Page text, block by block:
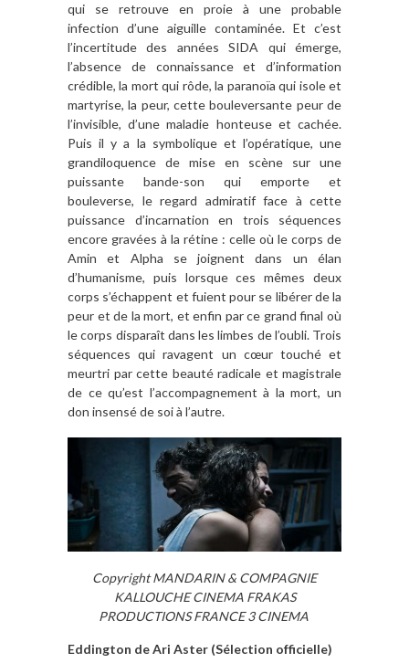
qui se retrouve en proie à une probable
infection d’une aiguille contaminée. Et c’est
l’incertitude des années SIDA qui émerge,
l’absence de connaissance et d’information
crédible, la mort qui rôde, la paranoïa qui isole et
martyrise, la peur, cette bouleversante peur de
l’invisible, d’une maladie honteuse et cachée.
Puis il y a la symbolique et l’opératique, une
grandiloquence de mise en scène sur une
puissante bande-son qui emporte et
bouleverse, le regard admiratif face à cette
puissance d’incarnation en trois séquences
encore gravées à la rétine : celle où le corps de
Amin et Alpha se joignent dans un élan
d’humanisme, puis lorsque ces mêmes deux
corps s’échappent et fuient pour se libérer de la
peur et de la mort, et enfin par ce grand final où
le corps disparaît dans les limbes de l’oubli. Trois
séquences qui ravagent un cœur touché et
meurtri par cette beauté radicale et magistrale
de ce qu’est l’accompagnement à la mort, un
don insensé de soi à l’autre.
Copyright MANDARIN & COMPAGNIE
KALLOUCHE CINEMA FRAKAS
PRODUCTIONS FRANCE 3 CINEMA
Eddington de Ari Aster (Sélection officielle)